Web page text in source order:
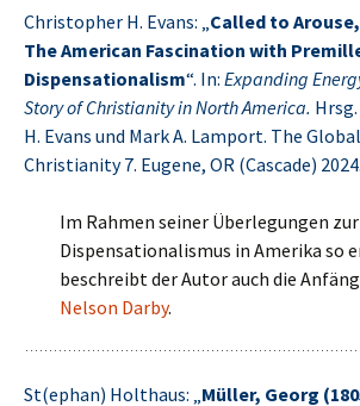
Christopher H. Evans: „Called to
The American Fascination with
Dispensationalism“. In: Expanding
Story of Christianity in North America.
H. Evans und Mark A. Lamport. The
Christianity 7. Eugene, OR (Cascade)
Im Rahmen seiner Überlegungen
Dispensationalismus in Amerika so
beschreibt der Autor auch die
Nelson Darby.
St(ephan) Holthaus: „Müller, Georg